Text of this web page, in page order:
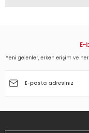
Görüş ve önerileriniz için
Ürün açıklamasında
E-
Yeni gelenler, erken erişim ve